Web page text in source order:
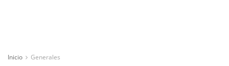
Inicio Generales